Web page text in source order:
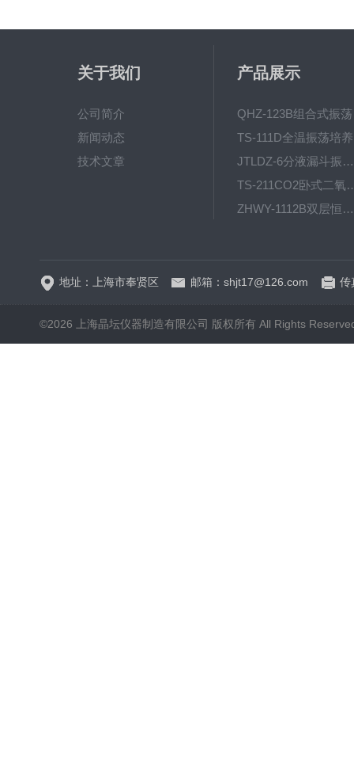
关于我们
公司简介
新闻动态
技术文章
产品展示
JTLDZ-6分液漏斗振荡器
TS-211CO2卧式
ZHWY-1112B双层恒温培养摇床
地址：上海市奉贤区 邮箱：shjt17@126.com 传
©2026 上海晶坛仪器制造有限公司 版权所有 All Rights